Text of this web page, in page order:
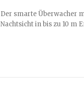
Der smarte Überwacher mit Baby-Schrei-Erkennung -
Nachtsicht in bis zu 10